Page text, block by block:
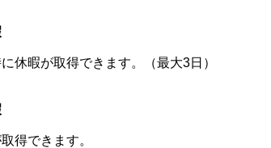
休暇が取得できます。（最大3日）
得できます。